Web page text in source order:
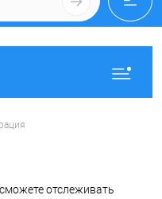
отслеживать